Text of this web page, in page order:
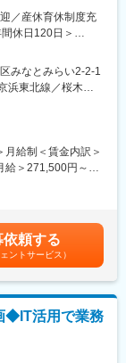
よそ5人に1人が横
ト！スペインやイ
です。
の発展に大きく貢
／産休育休制度充
休日120日＞
入者等の管理人数
る書類やデータの
処理部門にて下記
に応じてお任せしま
みなとみらい2-2-1
浜東北線／桜木町
社の定める事業所
給制＜賃金内訳＞
給＞271,500円～
賃金はあくまでも
性があります。月
依頼する
ントサービス）
◆IT活用で業務